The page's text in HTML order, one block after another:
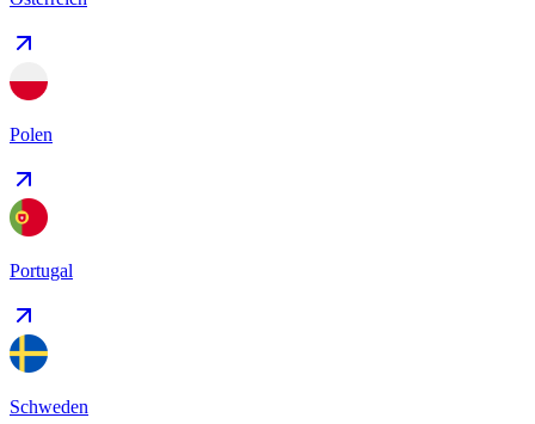
Polen
Portugal
Schweden